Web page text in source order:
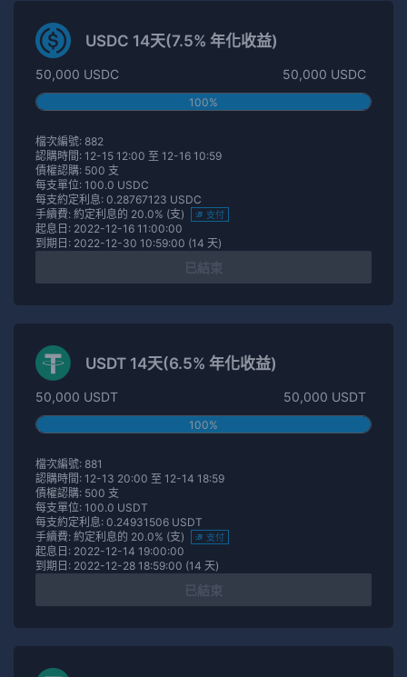
USDC 14天(7.5% 年化收益)
50,000 USDC 50,000 USDC
100%
檔次編號: 882
認購時間: 12-15 12:00 至 12-16 10:59
債權認購: 500 支
每支單位: 100.0 USDC
每支約定利息: 0.28767123 USDC
手續費: 約定利息的 20.0% (支)
支付
起息日: 2022-12-16 11:00:00
到期日: 2022-12-30 10:59:00 (14 天)
USDT 14天(6.5% 年化收益)
50,000 USDT 50,000 USDT
100%
檔次編號: 881
認購時間: 12-13 20:00 至 12-14 18:59
債權認購: 500 支
每支單位: 100.0 USDT
每支約定利息: 0.24931506 USDT
手續費: 約定利息的 20.0% (支)
支付
起息日: 2022-12-14 19:00:00
到期日: 2022-12-28 18:59:00 (14 天)